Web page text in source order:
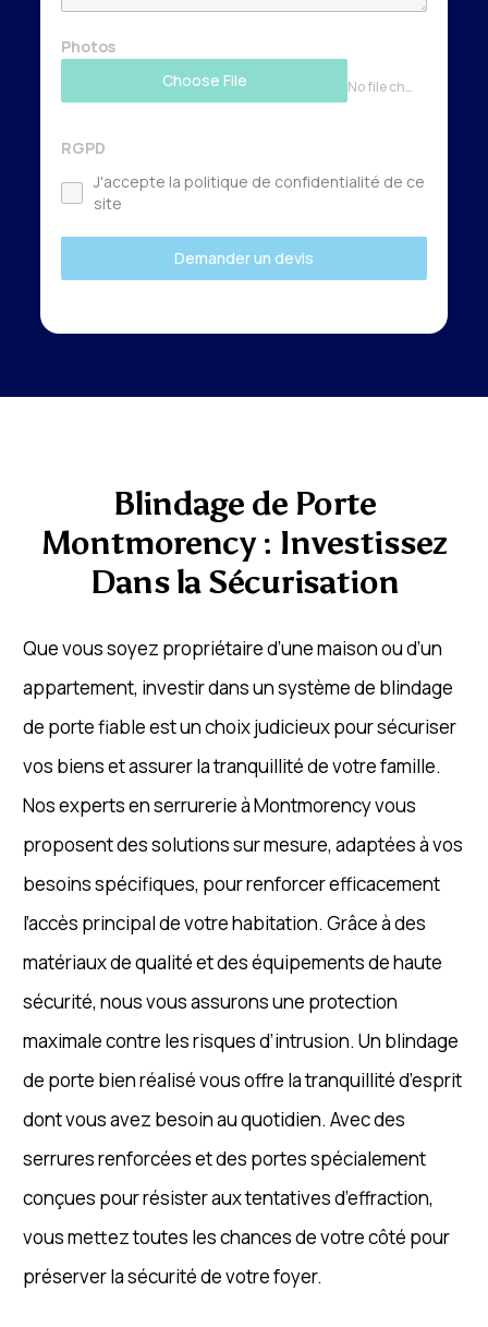
Photos
Choose File
No file chosen
RGPD
J'accepte la politique de confidentialité de ce
site
Demander un devis
Blindage de Porte
Montmorency : Investissez
Dans la Sécurisation
Que vous soyez propriétaire d’une maison ou d’un
appartement, investir dans un système de blindage
de porte fiable est un choix judicieux pour sécuriser
vos biens et assurer la tranquillité de votre famille.
Nos experts en serrurerie à Montmorency vous
proposent des solutions sur mesure, adaptées à vos
besoins spécifiques, pour renforcer efficacement
l’accès principal de votre habitation. Grâce à des
matériaux de qualité et des équipements de haute
sécurité, nous vous assurons une protection
maximale contre les risques d’intrusion. Un blindage
de porte bien réalisé vous offre la tranquillité d’esprit
dont vous avez besoin au quotidien. Avec des
serrures renforcées et des portes spécialement
conçues pour résister aux tentatives d’effraction,
vous mettez toutes les chances de votre côté pour
préserver la sécurité de votre foyer.